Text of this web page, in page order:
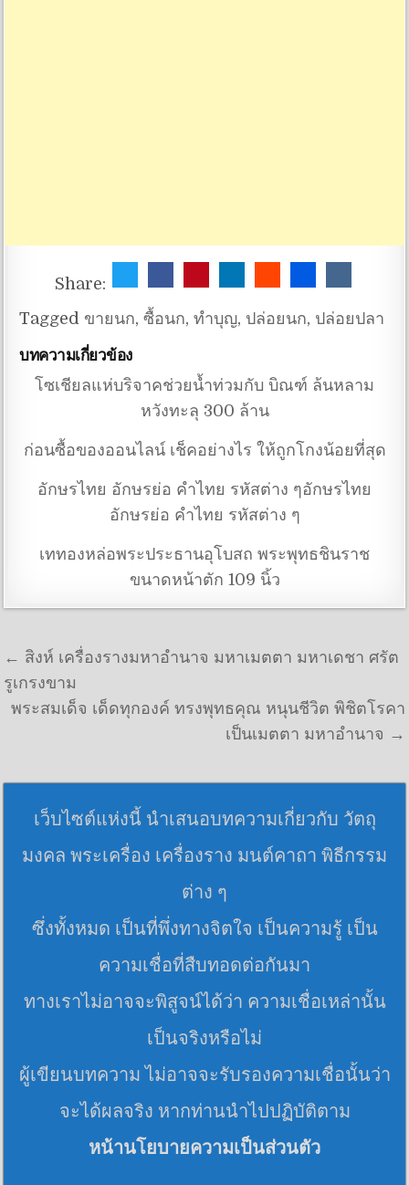
Share:
Tagged ขายนก,ซื้อนก,ทำบุญ, ปล่อยนก, ปล่อยปลา
บทความเกี่ยวข้อง
โซเชียลแห่บริจาคช่วยน้ำท่วมกับ บิณฑ์ ล้นหลาม
หวังทะลุ 300 ล้าน
ก่อนซื้อของออนไลน์ เช็คอย่างไร ให้ถูกโกงน้อยที่สุด
อักษรไทย อักษรย่อ คำไทย รหัสต่าง ๆอักษรไทย
อักษรย่อ คำไทย รหัสต่าง ๆ
เททองหล่อพระประธานอุโบสถ พระพุทธชินราช
ขนาดหน้าตัก 109 นิ้ว
แนะแนวเรื่อง
← สิงห์ เครื่องรางมหาอำนาจ มหาเมตตา มหาเดชา ศรัต
รูเกรงขาม
พระสมเด็จ เด็ดทุกองค์ ทรงพุทธคุณ หนุนชีวิต พิชิตโรคา
เป็นเมตตา มหาอำนาจ →
เว็บไซต์แห่งนี้ นำเสนอบทความเกี่ยวกับ วัตถุ
มงคล พระเครื่อง เครื่องราง มนต์คาถา พิธีกรรม
ต่าง ๆ
ซึ่งทั้งหมด เป็นที่พึ่งทางจิตใจ เป็นความรู้ เป็น
ความเชื่อที่สืบทอดต่อกันมา
ทางเราไม่อาจจะพิสูจน์ได้ว่า ความเชื่อเหล่านั้น
เป็นจริงหรือไม่
ผู้เขียนบทความ ไม่อาจจะรับรองความเชื่อนั้นว่า
จะได้ผลจริง หากท่านนำไปปฏิบัติตาม
หน้านโยบายความเป็นส่วนตัว